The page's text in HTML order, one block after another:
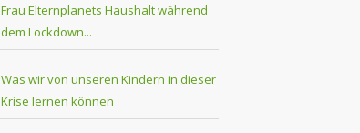
Frau Elternplanets Haushalt während
dem Lockdown...
Was wir von unseren Kindern in dieser
Krise lernen können